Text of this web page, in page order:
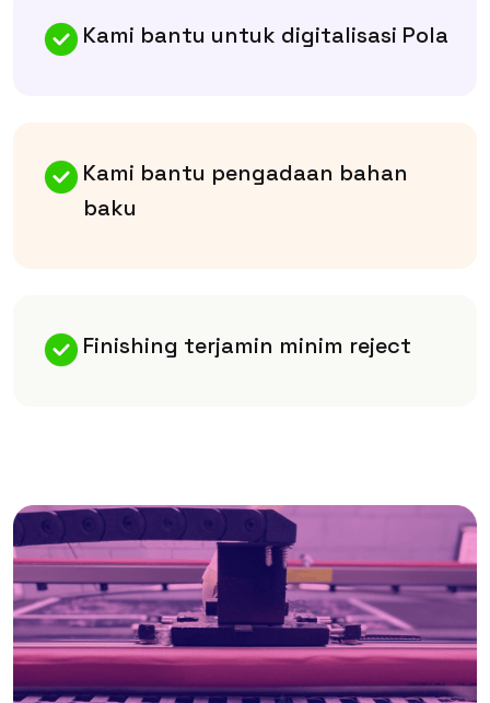
Kami bantu untuk digitalisasi Pola
Kami bantu pengadaan bahan
baku
Finishing terjamin minim reject